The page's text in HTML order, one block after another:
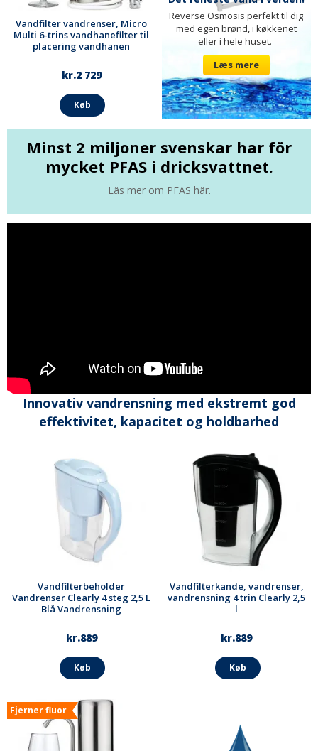
Vandfilter vandrenser, Micro
Multi 6-trins vandhanefilter til
placering vandhanen
kr.2 729
Køb
Reverse Osmosis perfekt til dig
med egen brønd, i køkkenet
eller i hele huset.
Læs mere
Minst 2 miljoner svenskar har för
mycket PFAS i dricksvattnet.
Läs mer om PFAS här.
Innovativ vandrensning med ekstremt god
effektivitet, kapacitet og holdbarhed
Vandfilterbeholder
Vandrenser Clearly 4 steg 2,5 L
Blå Vandrensning
kr.889
Køb
Vandfilterkande, vandrenser,
vandrensning 4 trin Clearly 2,5
l
kr.889
Køb
Fjerner fluor